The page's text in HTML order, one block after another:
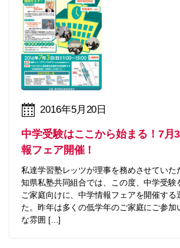
2016年5月20日
中学受験はここから始まる！7月
報フェア開催！
私達学習塾レッツが理事を務めさせていた
知県私塾共同組合では、この度、中学受験
ご家庭向けに、中学情報フェアを開催する
た。昨年は多くの低学年のご家庭にご参加
な雰囲 […]